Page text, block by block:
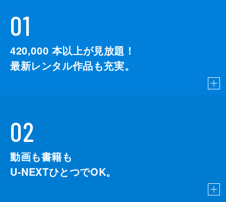
01
420,000 本以上が見放題！
最新レンタル作品も充実。
02
動画も書籍も
U-NEXTひとつでOK。